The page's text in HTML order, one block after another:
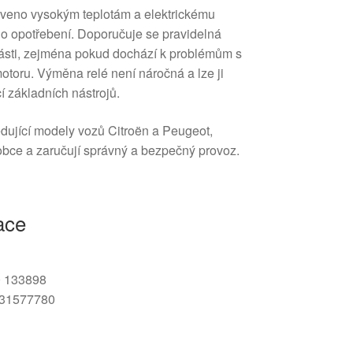
vysokým teplotám a elektrickému
opotřebení. Doporučuje se pravidelná
zejména pokud dochází k problémům s
Výměna relé není náročná a lze ji
základních nástrojů.
modely vozů Citroën a Peugeot,
a zaručují správný a bezpečný provoz.